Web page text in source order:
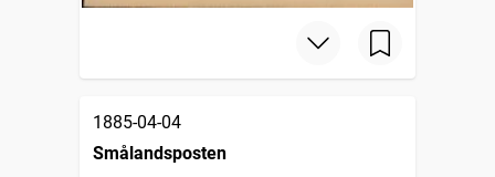
1885-04-04
Smålandsposten